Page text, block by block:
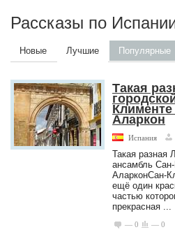
Рассказы по
Новые Лучшие Популярные
Такая
Аларкон
Испания
Такая разная
ансамбль
АларконСан-
ещё один
частью
прекрасная ...
— 0 — 0